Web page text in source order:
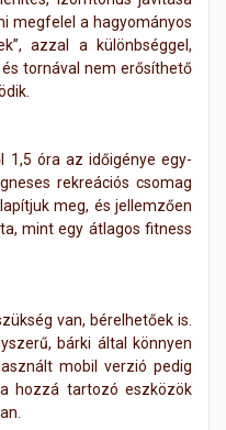
megfelel a hagyományos
azzal a különbséggel,
tornával nem erősíthető
1,5 óra az időigénye egy-
rekreációs csomag
meg, és jellemzően
mint egy átlagos fitness
van, bérelhetőek is.
bárki által könnyen
mobil verzió pedig
hozzá tartozó eszközök